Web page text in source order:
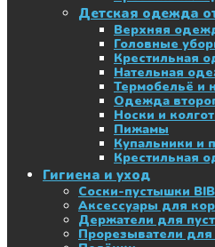
Детская одежда
Верхняя
Головные
Крестильная
Нательная
Термобельё и
Одежда
Носки и
Пижамы
Купальники и
Крестильная
Гигиена и уход
Соски-пустышки
Аксессуары для
Держатели для
Прорезыватели для